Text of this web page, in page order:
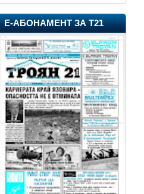
Е-АБОНАМЕНТ ЗА Т21